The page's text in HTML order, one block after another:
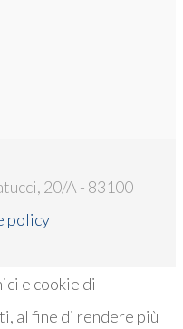
20/A - 83100
policy
e cookie di
al fine di rendere più